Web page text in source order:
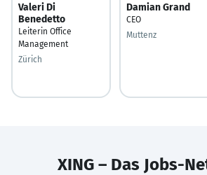
Valeri Di
Benedetto
Leiterin Office
Management
Zürich
Damian Grand
CEO
Muttenz
XING – Das Jobs-